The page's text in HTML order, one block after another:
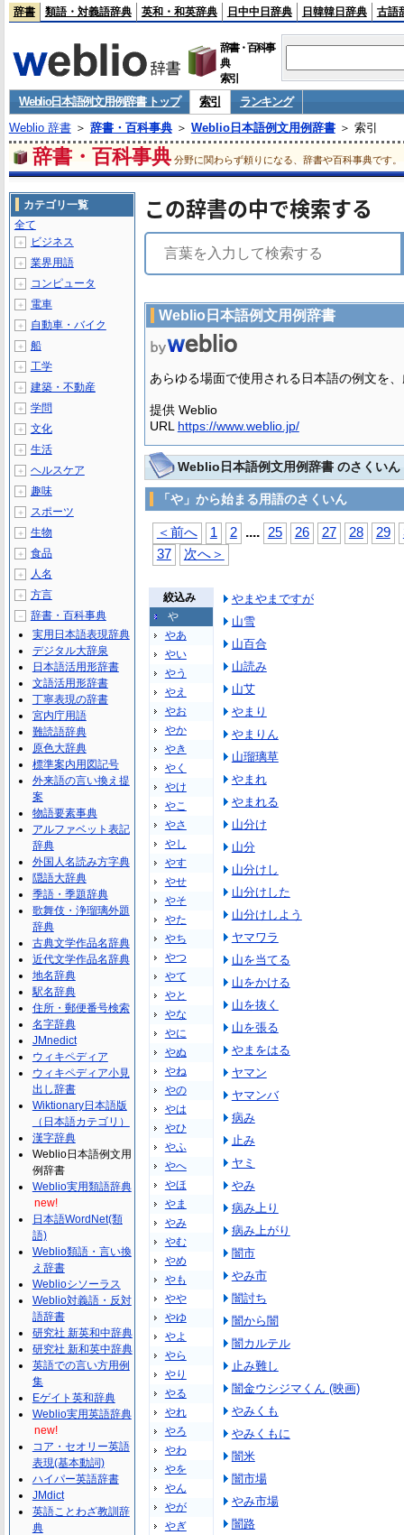
辞書 類語・対義語辞典 英和・和英辞典 日中中日辞典 日韓韓日辞典 古語
辞書・百科事
典
索引
Weblio日本語例文用例辞書 トップ 索引
ランキング
Weblio 辞書＞ 辞書・百科事典＞ Weblio日本語例文用例辞書＞ 索引
辞書・百科事典 分野に関わらず頼りになる、辞書や百科事典です。
この辞書の中で検索する
Weblio日本語例文用例辞書
あらゆる場面で使用される日本語の例文を
提供 Weblio
URL https://www.weblio.jp/
Weblio日本語例文用例辞書 のさくいん
「や」から始まる用語のさくいん
＜前へ 1 2 .... 25 26 27 28 29
37
次へ＞
絞込み
や
やあ
やい
やう
やえ
やお
やか
やき
やく
やけ
やこ
やさ
やし
やす
やせ
やそ
やた
やち
やつ
やて
やと
やな
やに
やぬ
やね
やの
やは
やひ
やふ
やへ
やほ
やま
やみ
やむ
やめ
やも
やや
やゆ
やよ
やら
やり
やる
やれ
やろ
やわ
やを
やん
やが
やぎ
やまやまですが
山雪
山百合
山読み
山艾
やまり
やまりん
山瑠璃草
やまれ
やまれる
山分け
山分
山分けし
山分けした
山分けしよう
ヤマワラ
山を当てる
山をかける
山を抜く
山を張る
やまをはる
ヤマン
ヤマンバ
病み
止み
ヤミ
やみ
病み上り
病み上がり
闇市
やみ市
闇討ち
闇から闇
闇カルテル
止み難し
闇金ウシジマくん (映画)
やみくも
やみくもに
闇米
闇市場
やみ市場
闇路
カテゴリ一覧
全て
＋ ビジネス
＋ 業界用語
＋ コンピュータ
＋ 電車
＋ 自動車・バイク
＋ 船
＋ 工学
＋ 建築・不動産
＋ 学問
＋ 文化
＋ 生活
＋ ヘルスケア
＋ 趣味
＋ スポーツ
＋ 生物
＋ 食品
＋ 人名
＋ 方言
－
辞書・百科事典
実用日本語表現辞典
デジタル大辞泉
日本語活用形辞書
文語活用形辞書
丁寧表現の辞書
宮内庁用語
難読語辞典
原色大辞典
標準案内用図記号
外来語の言い換え提
案
物語要素事典
アルファベット表記
辞典
外国人名読み方字典
隠語大辞典
季語・季題辞典
歌舞伎・浄瑠璃外題
辞典
古典文学作品名辞典
近代文学作品名辞典
地名辞典
駅名辞典
住所・郵便番号検索
名字辞典
JMnedict
ウィキペディア
ウィキペディア小見
出し辞書
Wiktionary日本語版
（日本語カテゴリ）
漢字辞典
Weblio日本語例文用
例辞書
Weblio実用類語辞典
new!
日本語WordNet(類
語)
Weblio類語・言い換
え辞書
Weblioシソーラス
Weblio対義語・反対
語辞書
研究社 新英和中辞典
研究社 新和英中辞典
英語での言い方用例
集
Eゲイト英和辞典
Weblio実用英語辞典
new!
コア・セオリー英語
表現(基本動詞)
ハイパー英語辞書
JMdict
英語ことわざ教訓辞
典